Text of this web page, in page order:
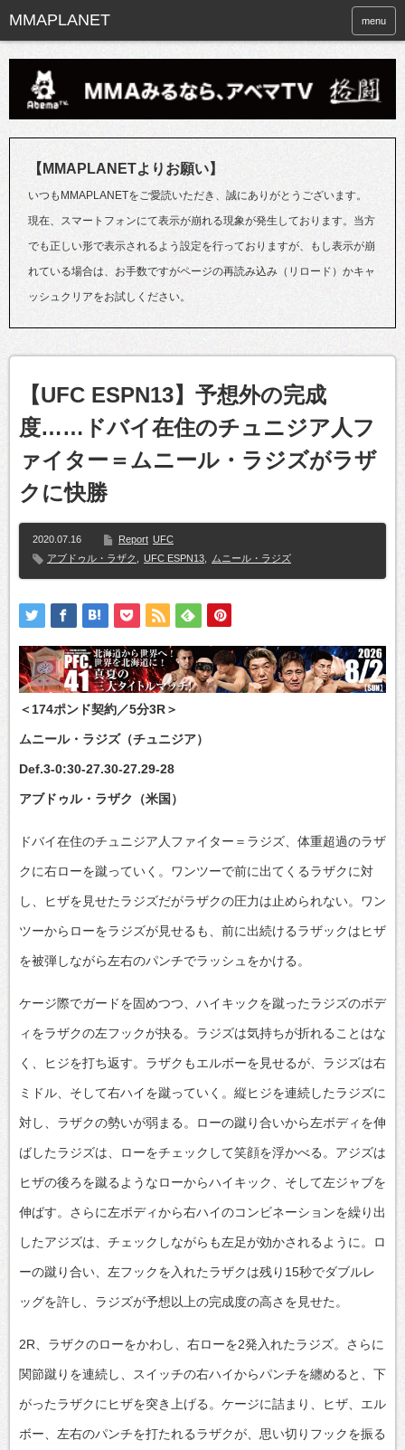
menu
【MMAPLANETよりお願い】
いつもMMAPLANETをご愛読いただき、誠にありがとうございます。
現在、スマートフォンにて表示が崩れる現象が発生しております。当方
でも正しい形で表示されるよう設定を行っておりますが、もし表示が崩
れている場合は、お手数ですがページの再読み込み（リロード）かキャ
ッシュクリアをお試しください。
【UFC ESPN13】予想外の完成
度……ドバイ在住のチュニジア人フ
ァイター＝ムニール・ラジズがラザ
クに快勝
2020.07.16 Report UFC
アブドゥル・ラザク
UFC ESPN13 ムニール・ラジズ
＜174ポンド契約／5分3R＞
ムニール・ラジズ（チュニジア）
Def.3-0:30-27.30-27.29-28
アブドゥル・ラザク（米国）
ドバイ在住のチュニジア人ファイター＝ラジズ、体重超過のラザ
クに右ローを蹴っていく。ワンツーで前に出てくるラザクに対
し、ヒザを見せたラジズだがラザクの圧力は止められない。ワン
ツーからローをラジズが見せるも、前に出続けるラザックはヒザ
を被弾しながら左右のパンチでラッシュをかける。
ケージ際でガードを固めつつ、ハイキックを蹴ったラジズのボデ
ィをラザクの左フックが抉る。ラジズは気持ちが折れることはな
く、ヒジを打ち返す。ラザクもエルボーを見せるが、ラジズは右
ミドル、そして右ハイを蹴っていく。縦ヒジを連続したラジズに
対し、ラザクの勢いが弱まる。ローの蹴り合いから左ボディを伸
ばしたラジズは、ローをチェックして笑顔を浮かべる。アジズは
ヒザの後ろを蹴るようなローからハイキック、そして左ジャブを
伸ばす。さらに左ボディから右ハイのコンビネーションを繰り出
したアジズは、チェックしながらも左足が効かされるように。ロ
ーの蹴り合い、左フックを入れたラザクは残り15秒でダブルレ
ッグを許し、ラジズが予想以上の完成度の高さを見せた。
2R、ラザクのローをかわし、右ローを2発入れたラジズ。さらに
関節蹴りを連続し、スイッチの右ハイからパンチを纏めると、下
がったラザクにヒザを突き上げる。ケージに詰まり、ヒザ、エル
ボー、左右のパンチを打たれるラザクが、思い切りフックを振る